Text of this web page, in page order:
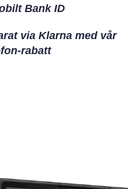
Bank ID
via Klarna med vår
rabatt